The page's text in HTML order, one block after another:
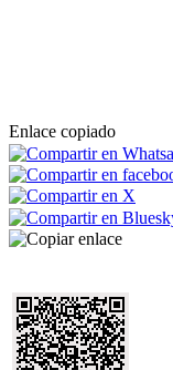
Enlace copiado